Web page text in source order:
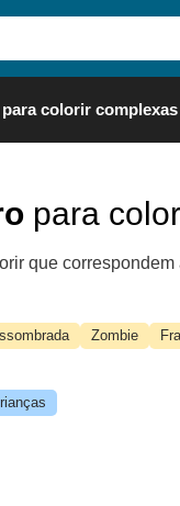
para colorir complexas
para
que
Zombie